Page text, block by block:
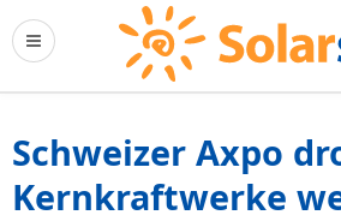
Schweizer Axpo
Kernkraftwerke